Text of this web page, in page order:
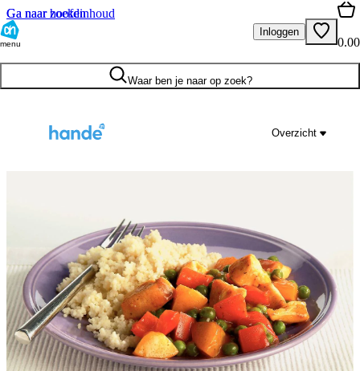
Ga naar hoofdinhoud
Ga naar zoeken
menu
Inloggen
0.00
Waar ben je naar op zoek?
Overzicht